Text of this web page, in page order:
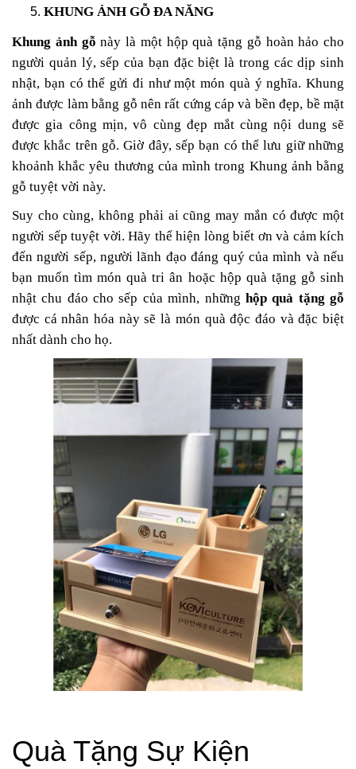
KHUNG ẢNH GỖ ĐA NĂNG
Khung ảnh gỗ này là một hộp quà tặng gỗ hoàn hảo cho
người quản lý, sếp của bạn đặc biệt là trong các dịp sinh
nhật, bạn có thể gửi đi như một món quà ý nghĩa. Khung
ảnh được làm bằng gỗ nên rất cứng cáp và bền đẹp, bề mặt
được gia công mịn, vô cùng đẹp mắt cùng nội dung sẽ
được khắc trên gỗ. Giờ đây, sếp bạn có thể lưu giữ những
khoảnh khắc yêu thương của mình trong Khung ảnh bằng
gỗ tuyệt vời này.
Suy cho cùng, không phải ai cũng may mắn có được một
người sếp tuyệt vời. Hãy thể hiện lòng biết ơn và cảm kích
đến người sếp, người lãnh đạo đáng quý của mình và nếu
bạn muốn tìm món quà tri ân hoặc hộp quà tặng gỗ sinh
nhật chu đáo cho sếp của mình, những hộp quà tặng gỗ
được cá nhân hóa này sẽ là món quà độc đáo và đặc biệt
nhất dành cho họ.
Quà Tặng Sự Kiện